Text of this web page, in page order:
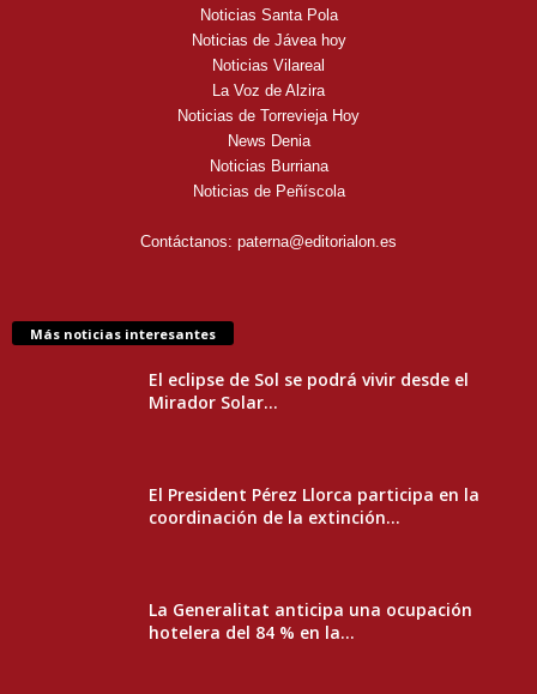
Noticias Santa Pola
Noticias de Jávea hoy
Noticias Vilareal
La Voz de Alzira
Noticias de Torrevieja Hoy
News Denia
Noticias Burriana
Noticias de Peñíscola
Contáctanos: paterna@editorialon.es
Más noticias interesantes
El eclipse de Sol se podrá vivir desde el
Mirador Solar...
El President Pérez Llorca participa en la
coordinación de la extinción...
La Generalitat anticipa una ocupación
hotelera del 84 % en la...